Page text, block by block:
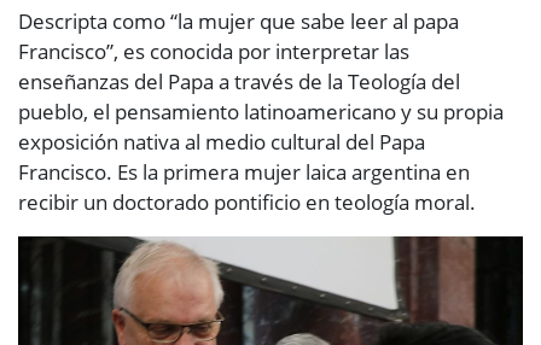
Descripta como “la mujer que sabe leer al papa
Francisco”,​ es conocida por interpretar las
enseñanzas del Papa a través de la Teología del
pueblo,​ el pensamiento latinoamericano y su propia
exposición nativa al medio cultural del Papa
Francisco. Es la primera mujer laica argentina en
recibir un doctorado pontificio en teología moral.